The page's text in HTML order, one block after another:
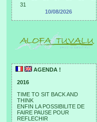
31
10/08/2026
AGENDA !
2016
TIME TO SIT BACK AND
THINK
ENFIN LA POSSIBILITE DE
FAIRE PAUSE POUR
REFLECHIR